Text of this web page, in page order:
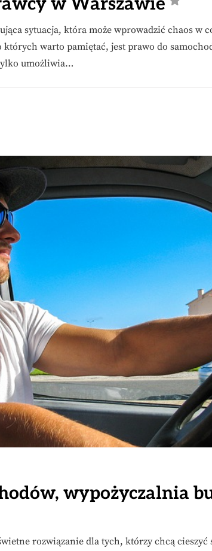
w Warszawie
sytuacja, która może wprowadzić chaos w
warto pamiętać, jest prawo do
umożliwia…
wypożyczalnia
rozwiązanie dla tych, którzy chcą cieszyć